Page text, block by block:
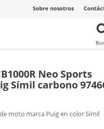
Sobre nosotros
Neo Sports
Símil carbono
moto marca Puig en color Símil